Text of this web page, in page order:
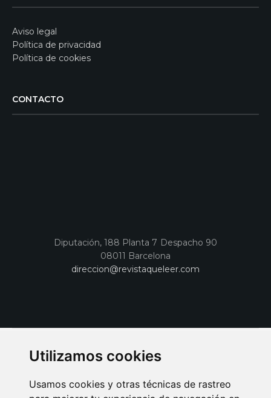
Utilizamos cookies
Usamos cookies y otras técnicas de rastreo
Aviso legal
Política de privacidad
Política de cookies
CONTACTO
Diputación, 188 Planta 7 Despacho 90
08011 Barcelona
direccion@revistaqueleer.com